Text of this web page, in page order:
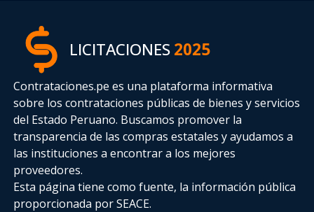
LICITACIONES2025
Contrataciones.pe es una plataforma informativa
sobre los contrataciones públicas de bienes y servicios
del Estado Peruano. Buscamos promover la
transparencia de las compras estatalesy ayudamos a
las instituciones a encontrar a los mejores
proveedores.
Esta página tiene como fuente, la información pública
proporcionada por SEACE.